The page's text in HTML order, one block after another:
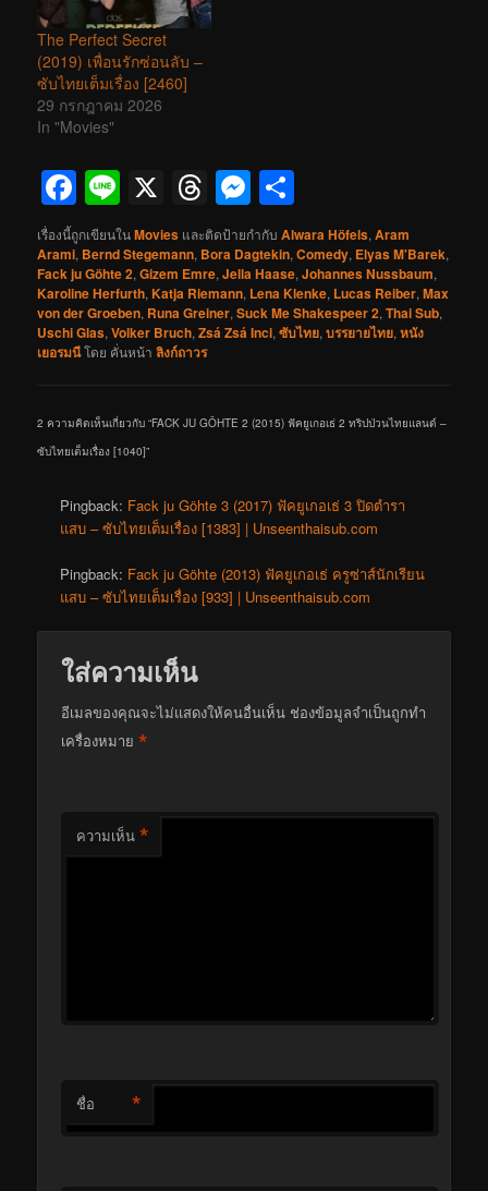
The Perfect Secret
(2019) เพื่อนรักซ่อนลับ –
ซับไทยเต็มเรื่อง [2460]
29 กรกฎาคม 2026
In "Movies"
Facebook
Line
X Threads
Messenger
เรื่องนี้ถูกเขียนในMovies และติดป้ายกำกับAlwara Höfels,Aram
Arami, Bernd Stegemann, Bora Dagtekin,Comedy, Elyas M'Barek,
Fack ju Göhte 2,Gizem Emre,Jella Haase,Johannes Nussbaum,
Karoline Herfurth,Katja Riemann, Lena Klenke, Lucas Reiber,Max
von der Groeben, Runa Greiner,Suck Me Shakespeer 2,Thai Sub,
Uschi Glas,Volker Bruch,Zsá Zsá Inci,ซับไทย,บรรยายไทย,หนัง
เยอรมนีโดย คั่นหน้าลิงก์ถาวร
2 ความคิดเห็นเกี่ยวกับ “FACK JU GÖHTE 2 (2015) ฟัคยูเกอเธ่ 2 ทริปป่วนไทยแลนด์ –
ซับไทยเต็มเรื่อง [1040]”
Pingback: Fack ju Göhte 3 (2017) ฟัคยูเกอเธ่ 3 ปิดตำรา
แสบ – ซับไทยเต็มเรื่อง [1383] | Unseenthaisub.com
Pingback: Fack ju Göhte (2013) ฟัคยูเกอเธ่ ครูซ่าส์นักเรียน
แสบ – ซับไทยเต็มเรื่อง [933] | Unseenthaisub.com
ใส่ความเห็น
อีเมลของคุณจะไม่แสดงให้คนอื่นเห็น ช่องข้อมูลจำเป็นถูกทำ
เครื่องหมาย*
ความเห็น *
ชื่อ *